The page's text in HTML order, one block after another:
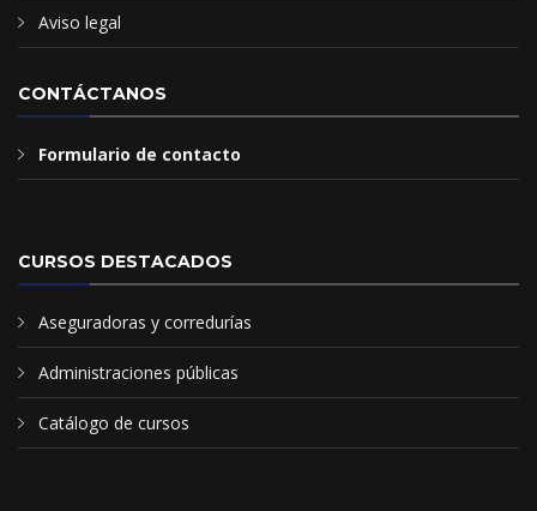
Aviso legal
CONTÁCTANOS
Formulario de contacto
CURSOS DESTACADOS
Aseguradoras y corredurías
Administraciones públicas
Catálogo de cursos